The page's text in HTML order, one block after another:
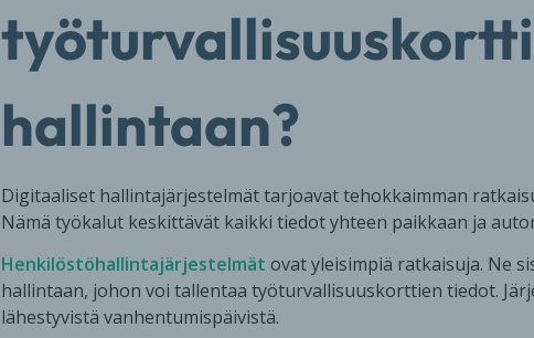
hallintaan?
Digitaaliset hallintajärjestelmät tarjoavat tehokkaimman
Nämä työkalut keskittävät kaikki tiedot yhteen paikkaan ja
Henkilöstöhallintajärjestelmät ovat yleisimpiä ratkaisuja. Ne
hallintaan, johon voi tallentaa työturvallisuuskorttien tiedot.
lähestyvistä vanhentumispäivistä.